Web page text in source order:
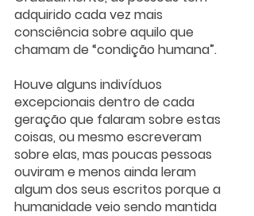
adquirido cada vez mais
consciência sobre aquilo que
chamam de “condição humana”.
Houve alguns indivíduos
excepcionais dentro de cada
geração que falaram sobre estas
coisas, ou mesmo escreveram
sobre elas, mas poucas pessoas
ouviram e menos ainda leram
algum dos seus escritos porque a
humanidade veio sendo mantida